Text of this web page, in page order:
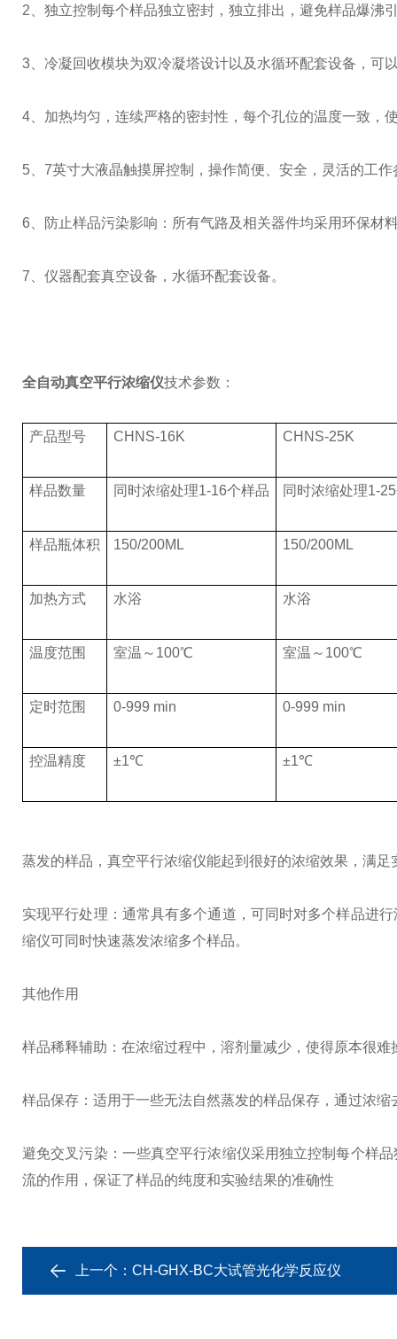
2、独立控制每个样品独立密封，独立排出，避免样品爆沸
3、冷凝回收模块为双冷凝塔设计以及水循环配套设备，可
4、加热均匀，连续严格的密封性，每个孔位的温度一致，
5、7英寸大液晶触摸屏控制，操作简便、安全，灵活的工
6、防止样品污染影响：所有气路及相关器件均采用环保材
7、仪器配套真空设备，水循环配套设备。
全自动真空平行浓缩仪技术参数：
产品型号 CHNS-16K CHNS-25K
样品数量 同时浓缩处理1-16个样品 同时浓缩处理1-
样品瓶体积 150/200ML 150/200ML
加热方式 水浴 水浴
温度范围 室温～100℃ 室温～100℃
定时范围 0-999 min 0-999 min
控温精度 ±1℃ ±1℃
蒸发的样品，真空平行浓缩仪能起到很好的浓缩效果，满足
实现平行处理：通常具有多个通道，可同时对多个样品进
缩仪可同时快速蒸发浓缩多个样品。
其他作用
样品稀释辅助：在浓缩过程中，溶剂量减少，使得原本很
样品保存：适用于一些无法自然蒸发的样品保存，通过浓
避免交叉污染：一些真空平行浓缩仪采用独立控制每个样
流的作用，保证了样品的纯度和实验结果的准确性
上一个： CH-GHX-BC大试管光化学反应仪